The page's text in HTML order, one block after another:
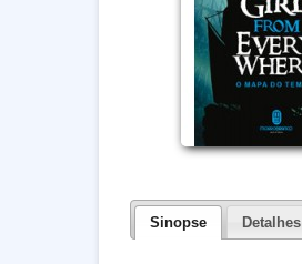
Sinopse Detalhes